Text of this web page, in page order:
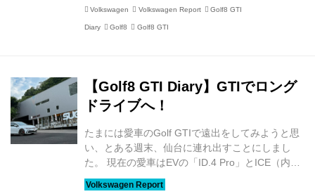
の存在に気づかず、いきなりウインカーを出して
左に車線変更してきたのです。 私はとっさにステ
このレンタカー、...
Volkswagen Volkswagen Report Golf8 GTI
Diary Golf8 Golf8 GTI
【Golf8 GTI Diary】GTIでロング
ドライブへ！
たまには愛車のGolf GTIで遠出をしてみようと思
い、とある週末、仙台に連れ出すことにしまし
た。 現在の愛車はEVの「ID.4 Pro」とICE（内燃
機関車）の「Golf GTI」の2台ですが、長距離の